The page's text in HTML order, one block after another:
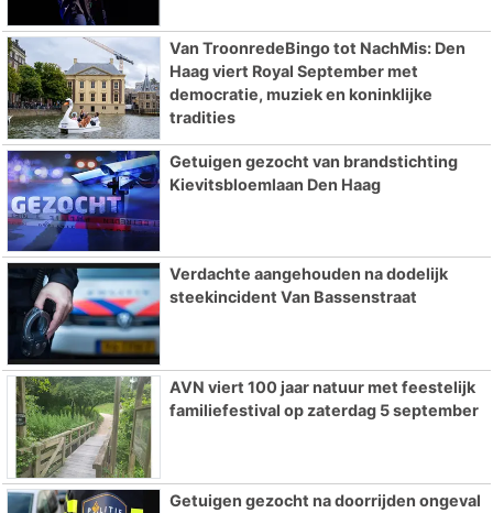
Van TroonredeBingo tot NachMis: Den
Haag viert Royal September met
democratie, muziek en koninklijke
tradities
Getuigen gezocht van brandstichting
Kievitsbloemlaan Den Haag
Verdachte aangehouden na dodelijk
steekincident Van Bassenstraat
AVN viert 100 jaar natuur met feestelijk
familiefestival op zaterdag 5 september
Getuigen gezocht na doorrijden ongeval